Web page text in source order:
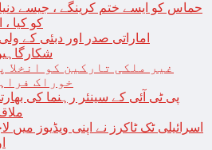
حماس کو ایسے ختم کرینگے ، جیسے
کو کیا ،
اماراتی صدر اور دبئی کے
غیر ملکی تارکین کو انخلا
خوراک
پی ٹی آئی کے سینئر رہنما کی
اسرائیلی ٹک ٹاکرز نے اپنی ویڈیوز میں